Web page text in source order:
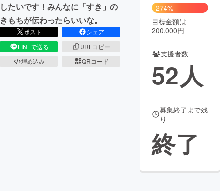
CAMPFIRE for Social Good
CAMPFIRE Creation
CAMPFIREふるさと納税machi-ya コミュニティ
したいです！みんなに「すき」の
きもちが伝わったらいいな。
ポスト
シェア
LINEで送る
URLコピー
埋め込み
QRコード
274%
目標金額は
200,000円
支援者数
52人
募集終了まで残
り
終了